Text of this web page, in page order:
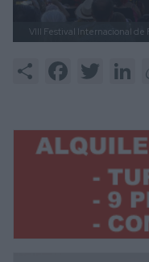
VIII Festival Internacional de
Share FacebookTwitter